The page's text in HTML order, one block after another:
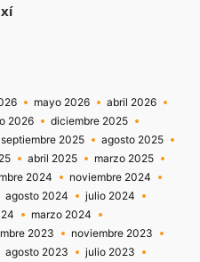
mayo 2026
abril 2026
2026
diciembre 2025
septiembre 2025
agosto 2025
abril 2025
marzo 2025
2024
noviembre 2024
agosto 2024
julio 2024
marzo 2024
2023
noviembre 2023
agosto 2023
julio 2023